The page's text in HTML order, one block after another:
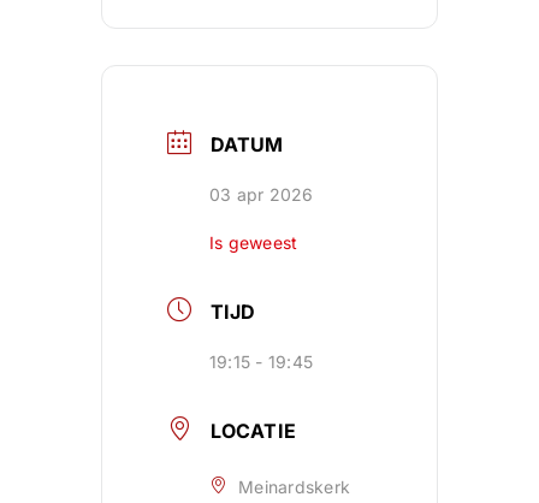
DATUM
03 apr 2026
Is geweest
TIJD
19:15 - 19:45
LOCATIE
Meinardskerk